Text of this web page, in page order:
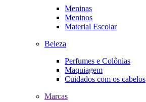
Meninas
Meninos
Material Escolar
Beleza
Perfumes e Colônias
Maquiagem
Cuidados com os cabelos
Marcas